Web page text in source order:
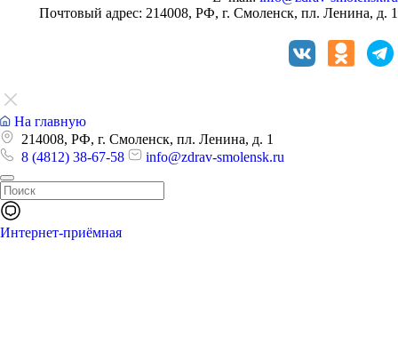
Почтовый адрес: 214008, РФ, г. Смоленск, пл. Ленина, д. 1
На главную
214008, РФ, г. Смоленск, пл. Ленина, д. 1
8 (4812) 38-67-58
info@zdrav-smolensk.ru
Интернет-приёмная